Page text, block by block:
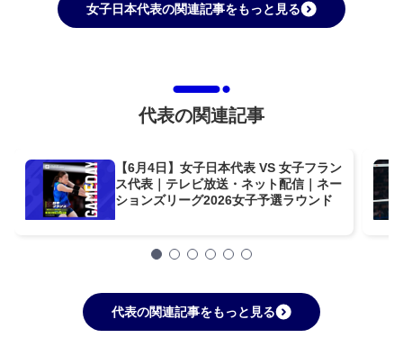
女子日本代表の関連記事をもっと見る
代表の関連記事
【6月4日】女子日本代表 VS 女子フラン
ス代表｜テレビ放送・ネット配信｜ネー
ションズリーグ2026女子予選ラウンド
代表の関連記事をもっと見る